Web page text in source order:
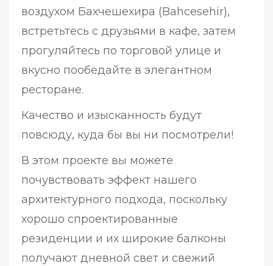
воздухом Бахчешехира (Bahcesehir),
встретьтесь с друзьями в кафе, затем
прогуляйтесь по торговой улице и
вкусно пообедайте в элегантном
ресторане.
Качество и изысканность будут
повсюду, куда бы вы ни посмотрели!
В этом проекте вы можете
почувствовать эффект нашего
архитектурного подхода, поскольку
хорошо спроектированные
резиденции и их широкие балконы
получают дневной свет и свежий